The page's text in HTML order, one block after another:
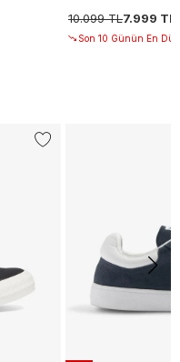
10.099 TL7.999 TL
Son 10 Günün En